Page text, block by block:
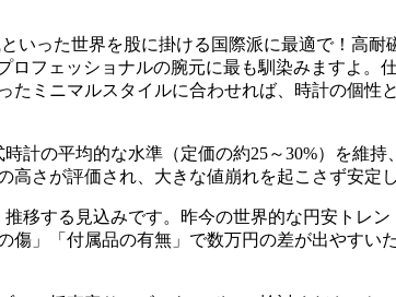
った世界を股に掛ける国際派に最適で！高耐
フェッショナルの腕元に最も馴染みますよ。
ミニマルスタイルに合わせれば、時計の個性
計の平均的な水準（定価の約25～30%）を維
さが評価され、大きな値崩れを起こさず安定
移する見込みです。昨今の世界的な円安トレ
」「付属品の有無」で数万円の差が出やすい